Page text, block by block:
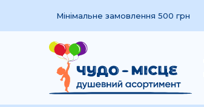
Мінімальне замовлення 500 грн